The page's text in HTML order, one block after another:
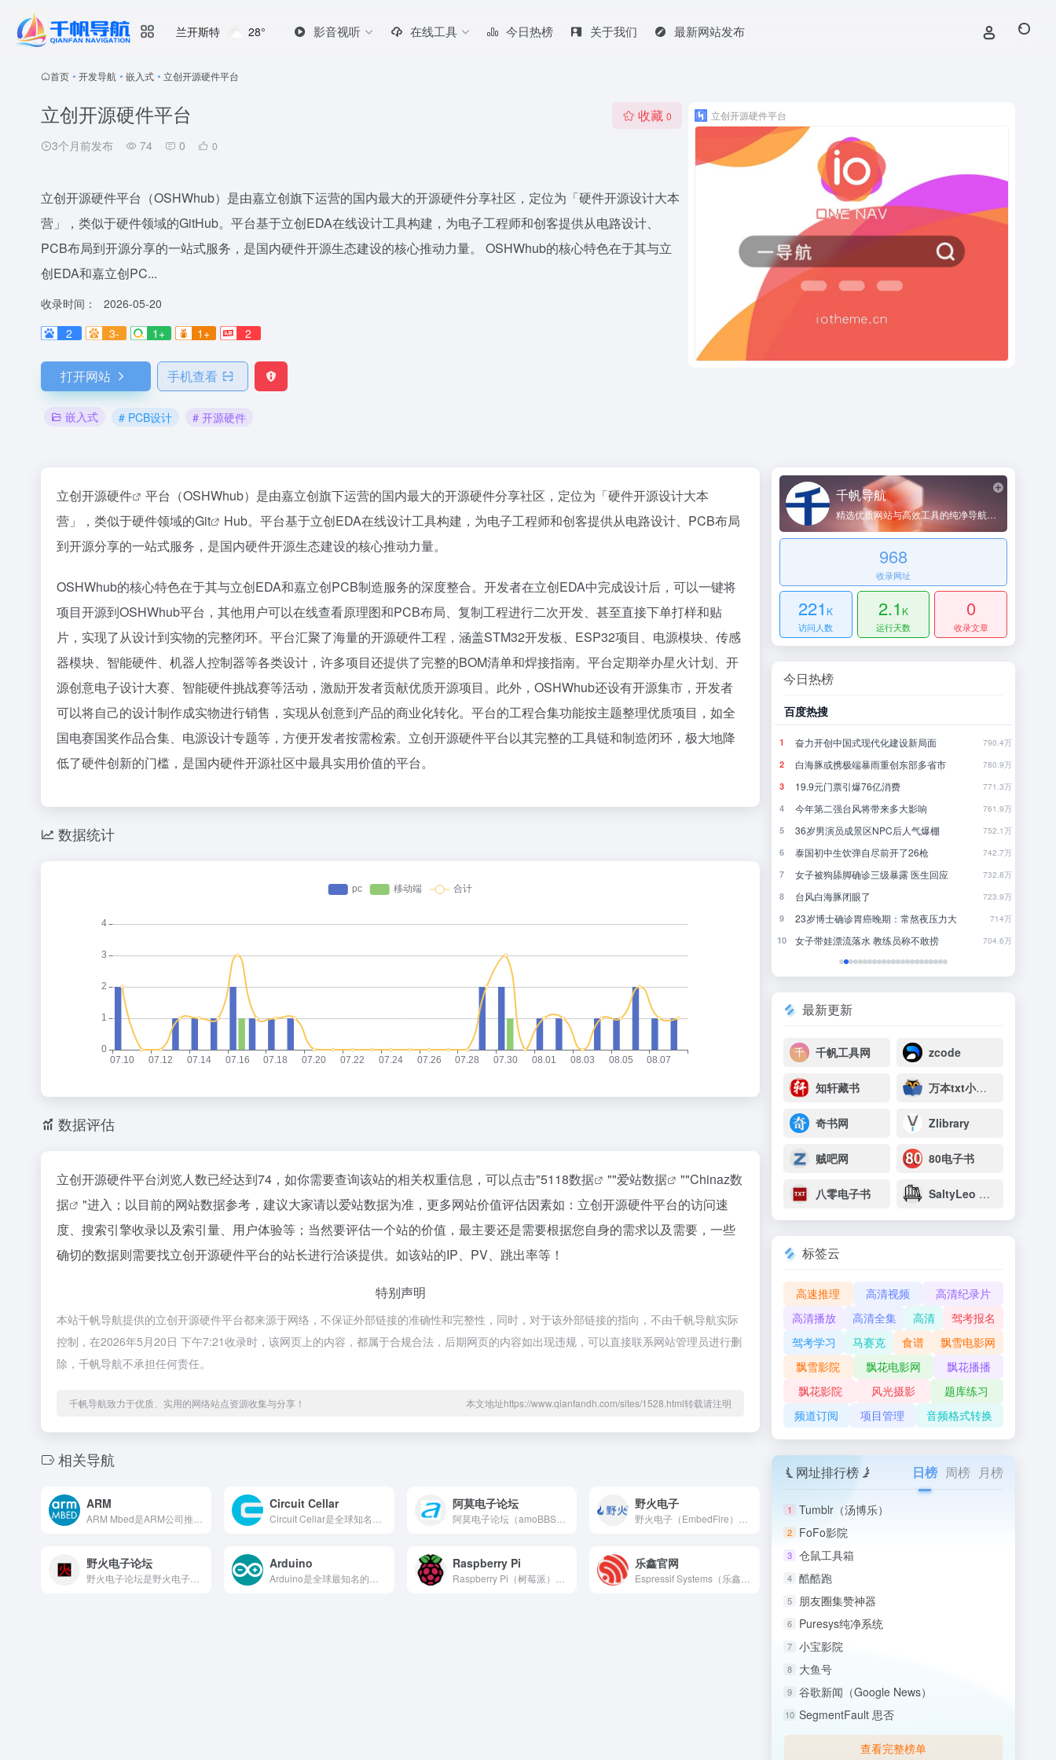
兰开斯特 28° 影音视听 在线工具 今日热榜 关于我们 最新网站发布
首页 • 开发导航 • 嵌入式 • 立创开源硬件平台
立创开源硬件平台
3个月前发布 74 0 0
收藏 0
立创开源硬件平台（OSHWhub）是由嘉立创旗下运营的国内最大的开源硬件分享社区，定位为「硬件开源设计大本
营」，类似于硬件领域的GitHub。平台基于立创EDA在线设计工具构建，为电子工程师和创客提供从电路设计、
PCB布局到开源分享的一站式服务，是国内硬件开源生态建设的核心推动力量。 OSHWhub的核心特色在于其与立
创EDA和嘉立创PC...
收录时间：
2026-05-20
2
3- 1+ 1+ 2
打开网站 手机查看
嵌入式 # PCB设计 # 开源硬件
立创开源硬件平台
立创开源硬件
平台（OSHWhub）是由嘉立创旗下运营的国内最大的开源硬件分享社区，定位为「硬件开源设计大本
营」，类似于硬件领域的Git
Hub。平台基于立创EDA在线设计工具构建，为电子工程师和创客提供从电路设计、PCB布局
到开源分享的一站式服务，是国内硬件开源生态建设的核心推动力量。
OSHWhub的核心特色在于其与立创EDA和嘉立创PCB制造服务的深度整合。开发者在立创EDA中完成设计后，可以一键将
项目开源到OSHWhub平台，其他用户可以在线查看原理图和PCB布局、复制工程进行二次开发、甚至直接下单打样和贴
片，实现了从设计到实物的完整闭环。平台汇聚了海量的开源硬件工程，涵盖STM32开发板、ESP32项目、电源模块、传感
器模块、智能硬件、机器人控制器等各类设计，许多项目还提供了完整的BOM清单和焊接指南。平台定期举办星火计划、开
源创意电子设计大赛、智能硬件挑战赛等活动，激励开发者贡献优质开源项目。此外，OSHWhub还设有开源集市，开发者
可以将自己的设计制作成实物进行销售，实现从创意到产品的商业化转化。平台的工程合集功能按主题整理优质项目，如全
国电赛国奖作品合集、电源设计专题等，方便开发者按需检索。立创开源硬件平台以其完整的工具链和制造闭环，极大地降
低了硬件创新的门槛，是国内硬件开源社区中最具实用价值的平台。
数据统计
数据评估
立创开源硬件平台浏览人数已经达到74，如你需要查询该站的相关权重信息，可以点击"5118数据 ""爱站数据 ""Chinaz数
据
"进入；以目前的网站数据参考，建议大家请以爱站数据为准，更多网站价值评估因素如：立创开源硬件平台的访问速
度、搜索引擎收录以及索引量、用户体验等；当然要评估一个站的价值，最主要还是需要根据您自身的需求以及需要，一些
确切的数据则需要找立创开源硬件平台的站长进行洽谈提供。如该站的IP、PV、跳出率等！
特别声明
本站千帆导航提供的立创开源硬件平台都来源于网络，不保证外部链接的准确性和完整性，同时，对于该外部链接的指向，不由千帆导航实际
控制，在2026年5月20日 下午7:21收录时，该网页上的内容，都属于合规合法，后期网页的内容如出现违规，可以直接联系网站管理员进行删
除，千帆导航不承担任何责任。
千帆导航致力于优质、实用的网络站点资源收集与分享！ 本文地址https://www.qianfandh.com/sites/1528.html转载请注明
相关导航
ARM Circuit Cellar 阿莫电子论坛
阿莫电子论坛（amoBBS）是中国最具影响力的独立电子技术论...
野火电子
野火电子论坛 Arduino Raspberry Pi 乐鑫官网
千帆导航
精选优质网站与高效工具的纯净导航平台
968
收录网址
221 K
访问人数
2.1 K
运行天数
0
收录文章
今日热榜
36氪
1 OpenAI 音箱：果味设计，但比苹果多走一步 5
2
4 赵祺握住了豆包的方向盘 14
百度热搜
1 奋力开创中国式现代化建设新局面
4 今年第二强台风将带来多大影响 761.9万
哔哩哔哩
1 发烧梗 124.9万
2 当我被外星人取代【B萌应援】 330.3万
3 《死》死亡是什么？ 229.4万
4 《原神》奥黛塔角色PV——「柔雪的幻象」 191万
5 欢迎来到研究生的世界 789.3万
6 犯罪高手 286.9万
7 聪明猫在一起久了也会有一些共同点…… 237.5万
8 当和你一起玩的那个兄弟延迟过高： 583.9万
9 594.7万
10 不要“做”挑战？（第二十一期） 157.1万
最新更新
千帆工具网 zcode
知轩藏书 万本txt小说下载网
奇书网 Zlibrary
贼吧网 80电子书
八零电子书 SaltyLeo 的书架
标签云
高速推理 高清视频
高清纪录片
高清播放
高清全集 高清
驾考报名
驾考学习
马赛克 食谱
飘雪电影网
飘雪影院
飘花电影网
飘花播播
飘花影院
风光摄影
题库练习
频道订阅
项目管理 音频格式转换
网址排行榜 日榜 周榜 月榜
1 Tumblr（汤博乐）
2 FoFo影院
3 仓鼠工具箱
4 酷酷跑
5 朋友圈集赞神器
6 Puresys纯净系统
7 小宝影院
8 大鱼号
9 谷歌新闻（Google News）
10 SegmentFault 思否
查看完整榜单